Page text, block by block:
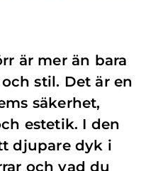
är mer än bara
stil. Det är en
säkerhet,
estetik. I den
djupare dyk i
och vad du